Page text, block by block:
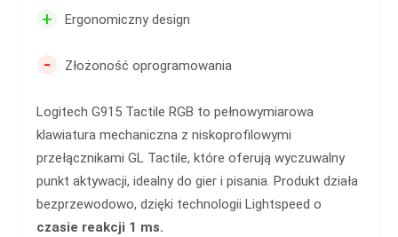
+ Ergonomiczny design
- Złożoność oprogramowania
Logitech G915 Tactile RGB to pełnowymiarowa
klawiatura mechaniczna z niskoprofilowymi
przełącznikami GL Tactile, które oferują wyczuwalny
punkt aktywacji, idealny do gier i pisania. Produkt działa
bezprzewodowo, dzięki technologii Lightspeed o
czasie reakcji 1 ms.